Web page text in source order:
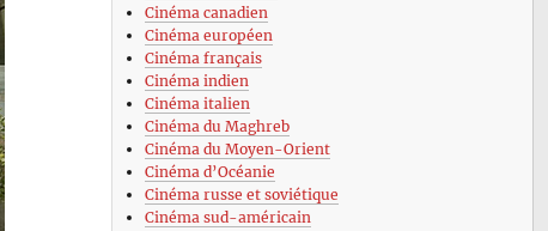
Cinéma canadien
Cinéma européen
Cinéma français
Cinéma indien
Cinéma italien
Cinéma du Maghreb
Cinéma du Moyen-Orient
Cinéma d’Océanie
Cinéma russe et soviétique
Cinéma sud-américain